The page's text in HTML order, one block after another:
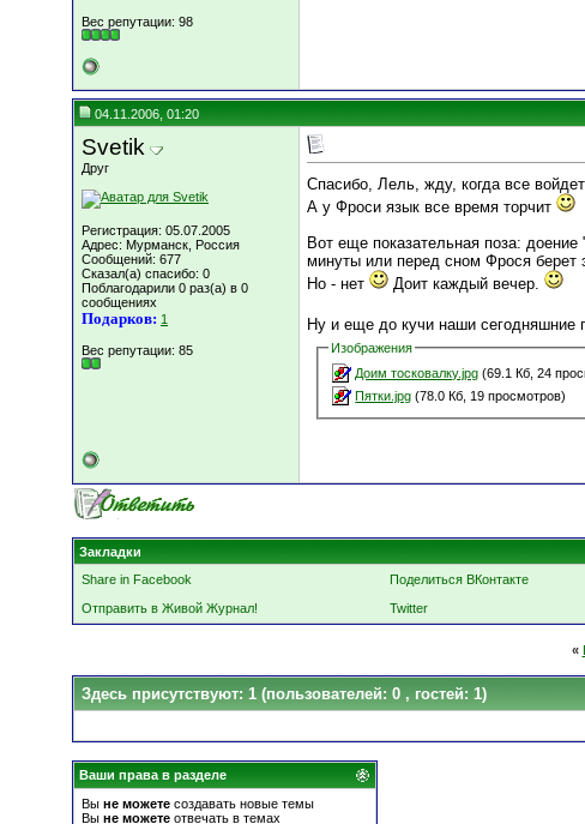
Вес репутации: 98
04.11.2006, 01:20
Svetik
Друг
Регистрация: 05.07.2005
Адрес: Мурманск, Россия
Сообщений: 677
Сказал(а) спасибо: 0
Поблагодарили 0 раз(а) в 0
сообщениях
Подарков: 1
Вес репутации: 85
Спасибо, Лель, жду, когда все
А у Фроси язык все время торчит
Вот еще показательная поза:
минуты или перед сном Фрося берет
Но - нет
Доит каждый вечер.
Ну и еще до кучи наши сегодняшние
Изображения
Доим тосковалку.jpg (69.1 Кб, 24
Пятки.jpg (78.0 Кб, 19 просмотров)
Закладки
Share in Facebook
Поделиться ВКонтакте
Отправить в Живой Журнал!
Twitter
«
Здесь присутствуют: 1 (пользователей: 0 , гостей: 1)
Ваши права в разделе
Вы не можете создавать новые темы
Вы не можете отвечать в темах